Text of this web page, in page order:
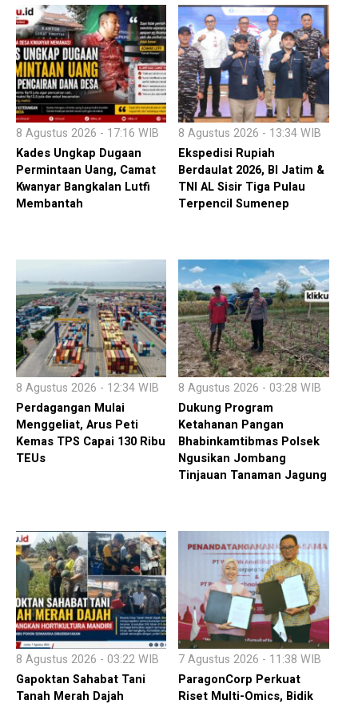
8 Agustus 2026 - 17:16 WIB
Kades Ungkap Dugaan
Permintaan Uang, Camat
Kwanyar Bangkalan Lutfi
Membantah
8 Agustus 2026 - 13:34 WIB
Ekspedisi Rupiah
Berdaulat 2026, BI Jatim &
TNI AL Sisir Tiga Pulau
Terpencil Sumenep
8 Agustus 2026 - 12:34 WIB
Perdagangan Mulai
Menggeliat, Arus Peti
Kemas TPS Capai 130 Ribu
TEUs
8 Agustus 2026 - 03:28 WIB
Dukung Program
Ketahanan Pangan
Bhabinkamtibmas Polsek
Ngusikan Jombang
Tinjauan Tanaman Jagung
8 Agustus 2026 - 03:22 WIB
Gapoktan Sahabat Tani
Tanah Merah Dajah
7 Agustus 2026 - 11:38 WIB
ParagonCorp Perkuat
Riset Multi-Omics, Bidik